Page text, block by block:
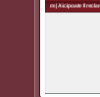
| Aici poate fi